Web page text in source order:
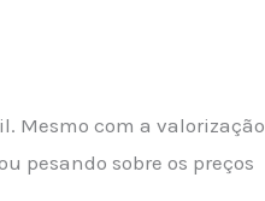
Mesmo com a valorização
pesando sobre os preços